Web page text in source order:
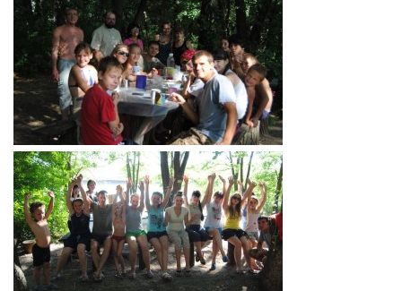
Св. Миколая (с. Деменки)
Успіння Пресвятої Богородиці (м. Кременчук)
Успіння Пресвятої Богородиці (м. Лубни)
Парохії Сумської області
Введення в храм Богородиці (м. Суми)
Матері Божої Неустанної Помочі (м. Охтирка)
Монастирі
Свято-Покровський монастир оо Василіян
Свято-Івано-Павлівський монастир сестер Згромадження
Св. Йосифа ОПДМ